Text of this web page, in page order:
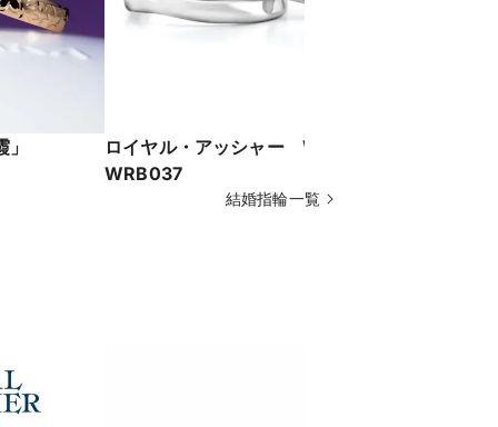
ロイヤル・アッシャー WRA027
WRB037
結婚指輪一覧